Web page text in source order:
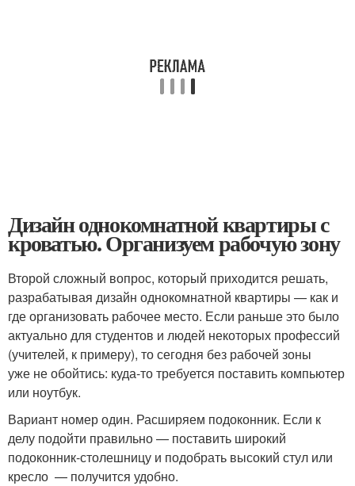
Дизайн однокомнатной квартиры с
кроватью. Организуем рабочую зону
Второй сложный вопрос, который приходится решать,
разрабатывая дизайн однокомнатной квартиры — как и
где организовать рабочее место. Если раньше это было
актуально для студентов и людей некоторых профессий
(учителей, к примеру), то сегодня без рабочей зоны
уже не обойтись: куда-то требуется поставить компьютер
или ноутбук.
Вариант номер один. Расширяем подоконник. Если к
делу подойти правильно — поставить широкий
подоконник-столешницу и подобрать высокий стул или
кресло — получится удобно.